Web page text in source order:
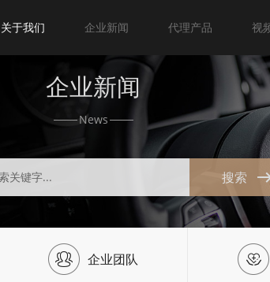
关于我们 企业新闻 代理产品 视
企业新闻
News
搜索
企业团队